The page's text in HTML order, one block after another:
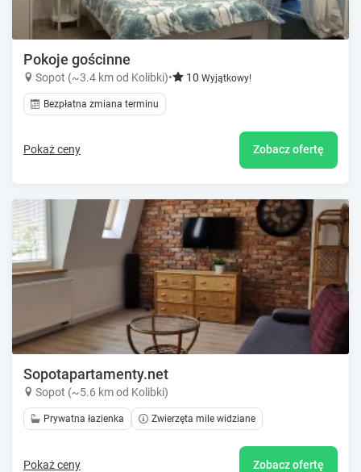
Pokoje gościnne
Sopot (~3.4 km od Kolibki)• 10 Wyjątkowy!
Bezpłatna zmiana terminu
Pokaż ceny Zobacz ofertę
Sopotapartamenty.net
Sopot (~5.6 km od Kolibki)
Prywatna łazienka Zwierzęta mile widziane
Pokaż ceny Zobacz ofertę